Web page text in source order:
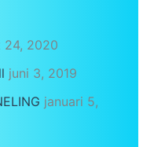
24, 2020
juni 3, 2019
januari 5,